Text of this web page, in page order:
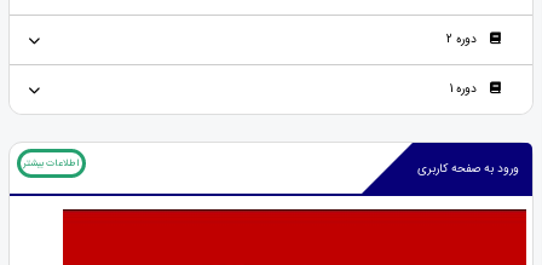
دوره 2
دوره 1
ورود به صفحه کاربری اطلاعات بیشتر